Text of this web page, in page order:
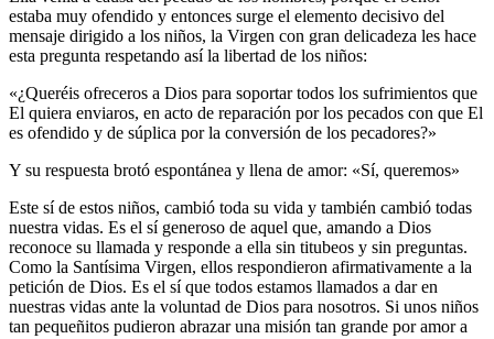
estaba muy ofendido y entonces surge el elemento decisivo del
mensaje dirigido a los niños, la Virgen con gran delicadeza les hace
esta pregunta respetando así la libertad de los niños:
«¿Queréis ofreceros a Dios para soportar todos los sufrimientos que
El quiera enviaros, en acto de reparación por los pecados con que El
es ofendido y de súplica por la conversión de los pecadores?»
Y su respuesta brotó espontánea y llena de amor: «Sí, queremos»
Este sí de estos niños, cambió toda su vida y también cambió todas
nuestra vidas. Es el sí generoso de aquel que, amando a Dios
reconoce su llamada y responde a ella sin titubeos y sin preguntas.
Como la Santísima Virgen, ellos respondieron afirmativamente a la
petición de Dios. Es el sí que todos estamos llamados a dar en
nuestras vidas ante la voluntad de Dios para nosotros. Si unos niños
tan pequeñitos pudieron abrazar una misión tan grande por amor a